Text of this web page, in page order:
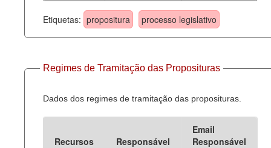
Etiquetas: propositura processo legislativo
Regimes de Tramitação das Proposituras
Dados dos regimes de tramitação das proposituras.
Recursos Responsável
Email
Responsável